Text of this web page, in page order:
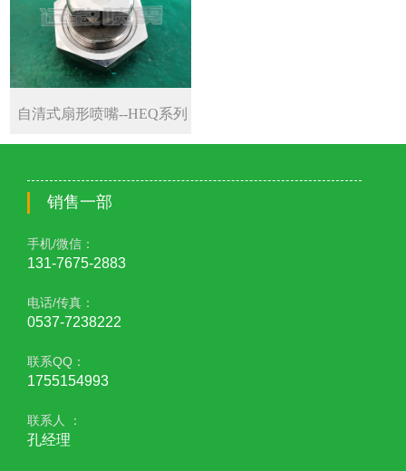
自清式扇形喷嘴--HEQ系列
销售一部
手机/微信：
131-7675-2883
电话/传真：
0537-7238222
联系QQ：
1755154993
联系人 ：
孔经理